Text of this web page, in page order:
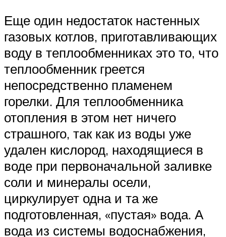
Еще один недостаток настенных
газовых котлов, приготавливающих
воду в теплообменниках это то, что
теплообменник греется
непосредственно пламенем
горелки. Для теплообменника
отопления в этом нет ничего
страшного, так как из воды уже
удален кислород, находящиеся в
воде при первоначальной заливке
соли и минералы осели,
циркулирует одна и та же
подготовленная, «пустая» вода. А
вода из системы водоснабжения,